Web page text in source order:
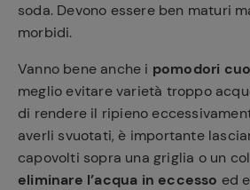
soda. Devono essere ben maturi
morbidi.
Vanno bene anche i pomodori
meglio evitare varietà troppo
di rendere il ripieno
averli svuotati, è importante
capovolti sopra una griglia o un
eliminare l’acqua in eccesso ed